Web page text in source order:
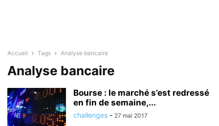
Accueil Tags Analyse bancaire
Analyse bancaire
Bourse : le marché s’est redressé
en fin de semaine,...
challenges - 27 mai 2017